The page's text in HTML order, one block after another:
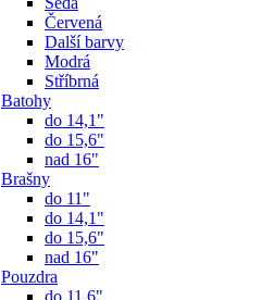
Červená
Další barvy
Modrá
Stříbrná
Batohy
do 14,1"
do 15,6"
nad 16"
Brašny
do 11"
do 14,1"
do 15,6"
nad 16"
Pouzdra